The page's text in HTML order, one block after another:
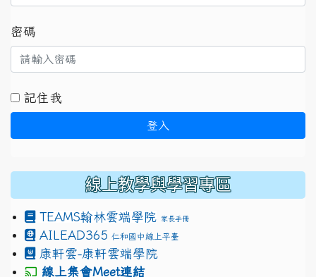
密碼
記住我
登入
線上教學與學習專區
TEAMS翰林雲端學院 家長手冊
AILEAD365 仁和國中線上平臺
康軒雲-康軒雲端學院
線上集會Meet連結